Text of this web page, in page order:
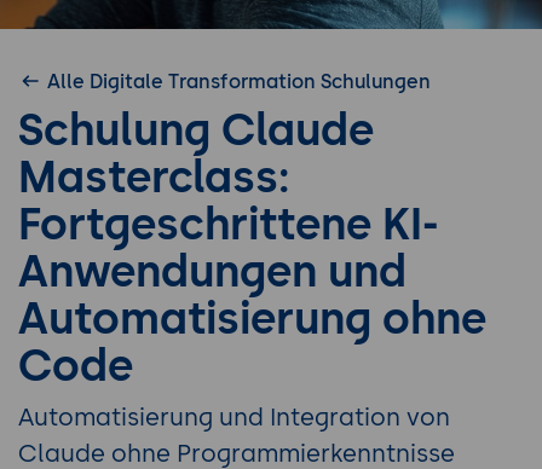
Alle Digitale Transformation Schulungen
Schulung Claude
Masterclass:
Fortgeschrittene KI-
Anwendungen und
Automatisierung ohne
Code
Automatisierung und Integration von
Claude ohne Programmierkenntnisse